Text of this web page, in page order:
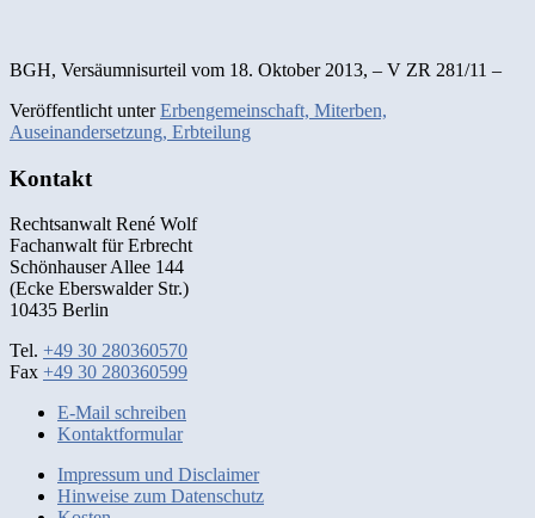
BGH, Versäumnisurteil vom 18. Oktober 2013, – V ZR 281/11 –
Veröffentlicht unter Erbengemeinschaft, Miterben,
Auseinandersetzung, Erbteilung
Kontakt
Rechtsanwalt René Wolf
Fachanwalt für Erbrecht
Schönhauser Allee 144
(Ecke Eberswalder Str.)
10435 Berlin
Tel. +49 30 280360570
Fax +49 30 280360599
E-Mail schreiben
Kontaktformular
Impressum und Disclaimer
Hinweise zum Datenschutz